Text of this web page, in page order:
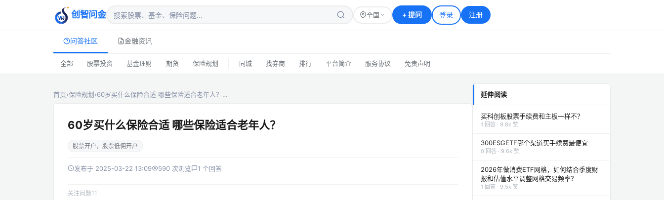
创智问金 全国 +提问 登录 注册
问答社区 金融资讯
全部 股票投资 基金理财 期货 保险规划 同城 找券商 排行 平台简介 服务协议 免责声明
首页›保险规划›60岁买什么保险合适 哪些保险适合老年人？…
60岁买什么保险合适 哪些保险适合老年人？
股票开户，股票低佣开户
发布于 2025-03-22 13:09 590 次浏览 1 个回答
关注问题11
延伸阅读
买科创板股票手续费和主板一样不？
1 回答 · 9.8k 赞
300ESGETF哪个渠道买手续费最便宜
0 回答 · 9.6k 赞
2026年做消费ETF网格，如何结合季度财
报和估值水平调整网格交易频率？
1 回答 · 9.5k 赞